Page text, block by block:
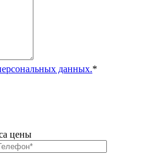
данных.*
цены